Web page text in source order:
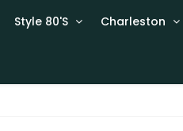
Style 80'S Charleston